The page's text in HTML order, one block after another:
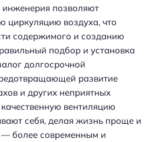
инженерия позволяют
циркуляцию воздуха, что
содержимого и созданию
подбор и установка
долгосрочной
развитие
и других неприятных
вентиляцию
себя, делая жизнь проще и
— более современным и